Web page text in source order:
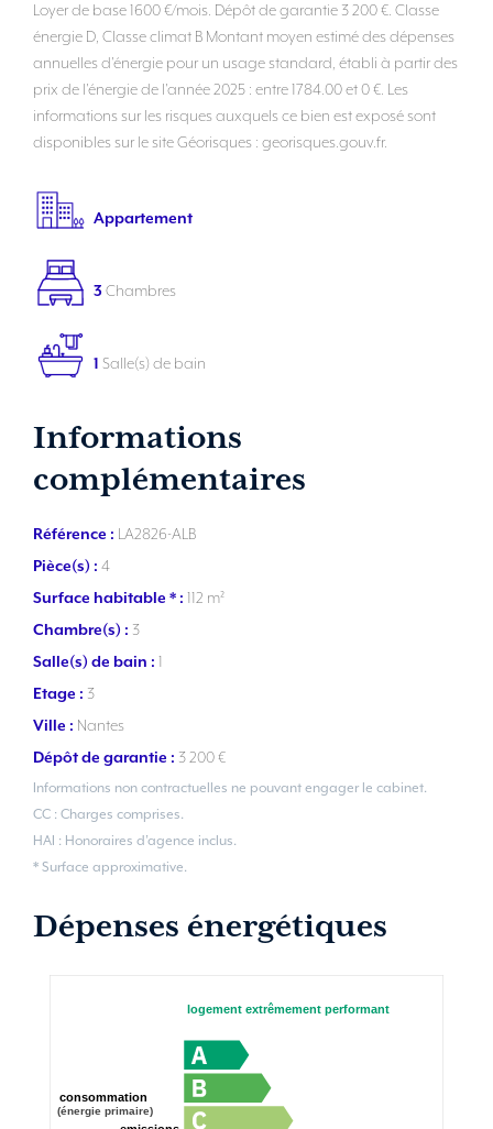
Loyer de base 1600 €/mois. Dépôt de garantie 3 200 €. Classe
énergie D, Classe climat B Montant moyen estimé des dépenses
annuelles d'énergie pour un usage standard, établi à partir des
prix de l'énergie de l'année 2025 : entre 1784.00 et 0 €. Les
informations sur les risques auxquels ce bien est exposé sont
disponibles sur le site Géorisques : georisques.gouv.fr.
Appartement
3 Chambres
1 Salle(s) de bain
Informations
complémentaires
Référence : LA2826-ALB
Pièce(s) : 4
Surface habitable * : 112 m²
Chambre(s) : 3
Salle(s) de bain : 1
Etage : 3
Ville : Nantes
Dépôt de garantie : 3 200 €
Informations non contractuelles ne pouvant engager le cabinet.
CC : Charges comprises.
HAI : Honoraires d’agence inclus.
* Surface approximative.
Dépenses énergétiques
logement extrêmement performant
consommation
(énergie primaire)